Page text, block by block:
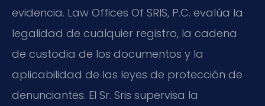
evidencia. Law Offices Of SRIS, P.C. evalúa la
legalidad de cualquier registro, la cadena
de custodia de los documentos y la
aplicabilidad de las leyes de protección de
denunciantes. El Sr. Sris supervisa la